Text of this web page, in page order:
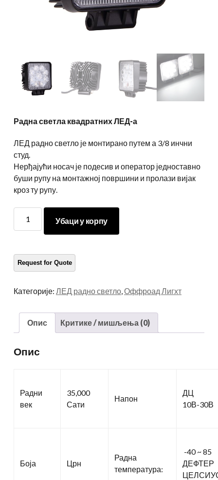
Радна светла квадратних ЛЕД-а
ЛЕД радно светло је монтирано путем а 3/8 инчни
студ.
Нерђајући носач је подесив и оператор једноставно
буши рупу на монтажној површини и пролази вијак
кроз ту рупу.
светла
квадратних
количина
Убаци у корпу
Категорије: ЛЕД радно светло Оффроад Лигхт
Опис Критике / мишљења (0)
Опис
Радни
век
35,000
Сати
Напон
ДЦ
10В-30В
Боја Црн
Радна
температура:
-40 ~ 85
ДЕФТЕР